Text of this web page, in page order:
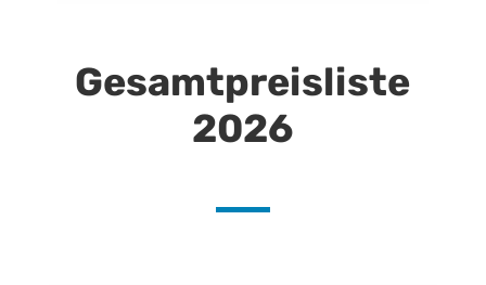
Gesamtpreisliste
2026